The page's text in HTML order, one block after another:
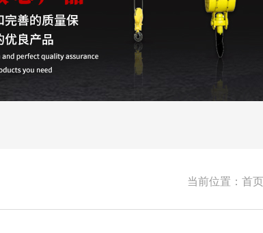
当前位置：首页